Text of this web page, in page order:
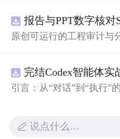
习者。 使用场景 自媒体
上传流量； 摄影、设计批
册图片； 程序开发学习：
环界面防卡顿、文件大小
案例。 工具核心功能清单
图片 / 一键读取整个文件
小； 自定义输出保存目
翻译使用说明，英文原版使用说明。
（PWT） 数据年份：
原创可运行的工程审计与
VG 报告、1080×720 运行
MIT License 与原创授权
教学演示与二次开发。运
test 与 npm run report，
引言：从“对话”到“执行”
运行——AI是“顾问”，而
说点什么…